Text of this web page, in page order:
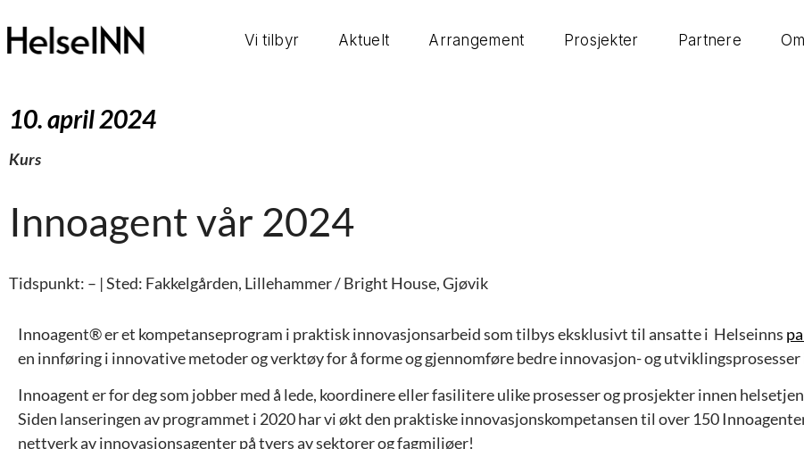
Vi tilbyr Aktuelt Arrangement Prosjekter Partnere
10. april 2024
Kurs
Innoagent vår 2024
Tidspunkt: – | Sted: Fakkelgården, Lillehammer / Bright House, Gjøvik
Innoagent® er et kompetanseprogram i praktisk innovasjonsarbeid som tilbys eksklusivt til ansatte i Helseinns
en innføring i innovative metoder og verktøy for å forme og gjennomføre bedre innovasjon- og utviklingsprosesser
Innoagent er for deg som jobber med å lede, koordinere eller fasilitere ulike prosesser og prosjekter innen
Siden lanseringen av programmet i 2020 har vi økt den praktiske innovasjonskompetansen til over 150
nettverk av innovasjonsagenter på tvers av sektorer og fagmiljøer!